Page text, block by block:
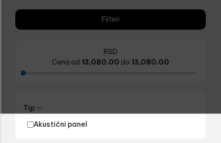
Filteri
RSD
Cena od 13,080.00 do 13,080.00
Tip
Akustični panel